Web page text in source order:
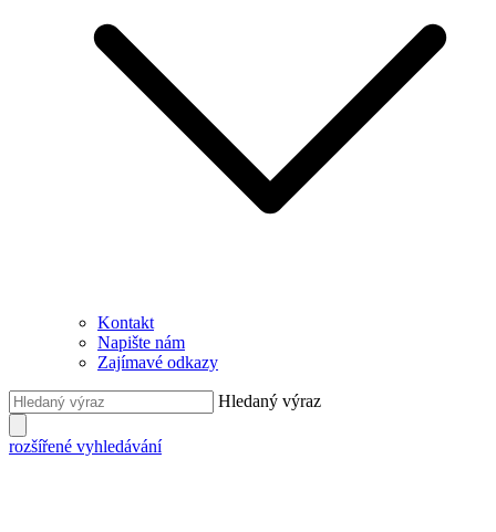
Kontakt
Napište nám
Zajímavé odkazy
Hledaný výraz
rozšířené vyhledávání